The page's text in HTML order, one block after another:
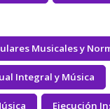
Musicales y
Integral y Música
Ejecución